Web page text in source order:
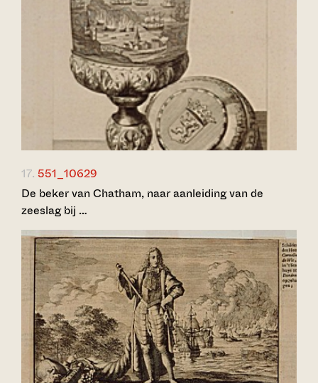
17. 551_10629
De beker van Chatham, naar aanleiding van de
zeeslag bij …